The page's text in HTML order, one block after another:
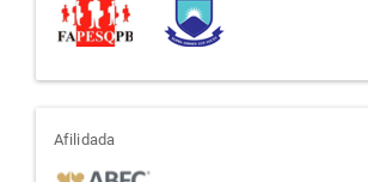
afiliada
Afilidada